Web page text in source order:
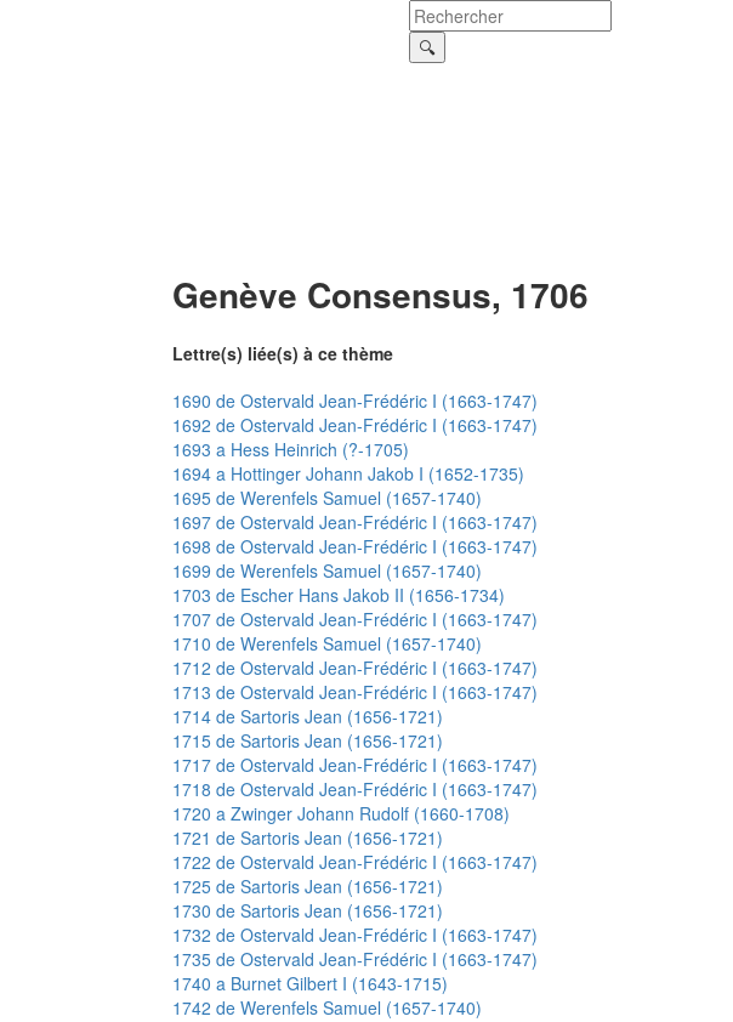
Genève Consensus, 1706
Lettre(s) liée(s) à ce thème
1690 de Ostervald Jean-Frédéric I (1663-1747)
1692 de Ostervald Jean-Frédéric I (1663-1747)
1693 a Hess Heinrich (?-1705)
1694 a Hottinger Johann Jakob I (1652-1735)
1695 de Werenfels Samuel (1657-1740)
1697 de Ostervald Jean-Frédéric I (1663-1747)
1698 de Ostervald Jean-Frédéric I (1663-1747)
1699 de Werenfels Samuel (1657-1740)
1703 de Escher Hans Jakob II (1656-1734)
1707 de Ostervald Jean-Frédéric I (1663-1747)
1710 de Werenfels Samuel (1657-1740)
1712 de Ostervald Jean-Frédéric I (1663-1747)
1713 de Ostervald Jean-Frédéric I (1663-1747)
1714 de Sartoris Jean (1656-1721)
1715 de Sartoris Jean (1656-1721)
1717 de Ostervald Jean-Frédéric I (1663-1747)
1718 de Ostervald Jean-Frédéric I (1663-1747)
1720 a Zwinger Johann Rudolf (1660-1708)
1721 de Sartoris Jean (1656-1721)
1722 de Ostervald Jean-Frédéric I (1663-1747)
1725 de Sartoris Jean (1656-1721)
1730 de Sartoris Jean (1656-1721)
1732 de Ostervald Jean-Frédéric I (1663-1747)
1735 de Ostervald Jean-Frédéric I (1663-1747)
1740 a Burnet Gilbert I (1643-1715)
1742 de Werenfels Samuel (1657-1740)